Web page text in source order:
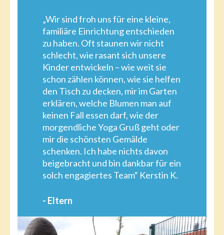
„Wir sind froh uns für eine kleine,
familiäre Einrichtung entschieden
zu haben. Oft staunen wir nicht
schlecht, wie rasant sich unsere
Kinder entwickeln – wie weit sie
schon zählen können, wie sie helfen
den Tisch zu decken, mir im Garten
erklären, welche Blumen man auf
keinen Fall essen darf, wie der
morgendliche Yoga Gruß geht oder
mir die schönsten Gemälde
schenken. Ich habe nichts davon
beigebracht und bin dankbar für ein
solch engagiertes Team“ Kerstin K.
- Eltern